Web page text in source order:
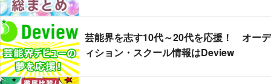
芸能界を志す10代～20代を応援！ オーデ
ィション・スクール情報はDeview